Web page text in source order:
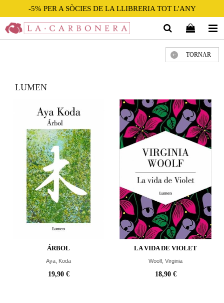
-5% PER A SÒCIES DE LA LLIBRERIA TOT L'ANY
TORNAR
LUMEN
ÁRBOL
Aya, Koda
19,90 €
LA VIDA DE VIOLET
Woolf, Virginia
18,90 €